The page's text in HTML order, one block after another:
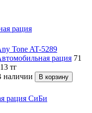
рация
Tone AT-5289
рация 71
тг
наличии
рация СиБи